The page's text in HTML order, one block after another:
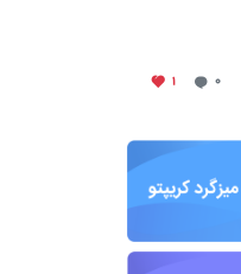
۰ ۱